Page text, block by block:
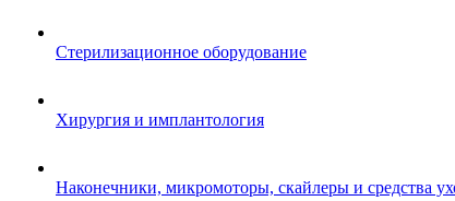
Стерилизационное оборудование
Хирургия и имплантология
Наконечники, микромоторы, скайлеры и средства